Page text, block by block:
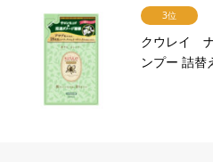
3位
クウレイ
ンプー 詰替